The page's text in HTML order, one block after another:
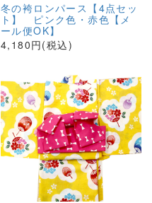
冬の袴ロンパース【4点セッ
ト】 ピンク色・赤色【メ
ール便OK】
4,180円(税込)